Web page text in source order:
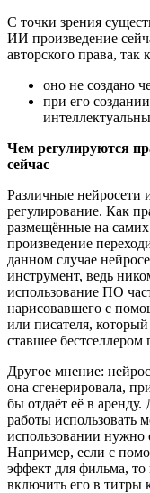
С точки зрения
ИИ произведение
авторского права, так
оно не создано
при его
Чем регулируются
сейчас
Различные нейросети
регулирование. Как
размещённые на
произведение
данном случае
инструмент, ведь
использование ПО
нарисовавшего с
или писателя,
ставшее бестселлером
Другое мнение:
она сгенерировала,
бы отдаёт её в аренду.
работы использовать
использовании нужно
Например, если с
эффект для фильма, то
включить его в титры